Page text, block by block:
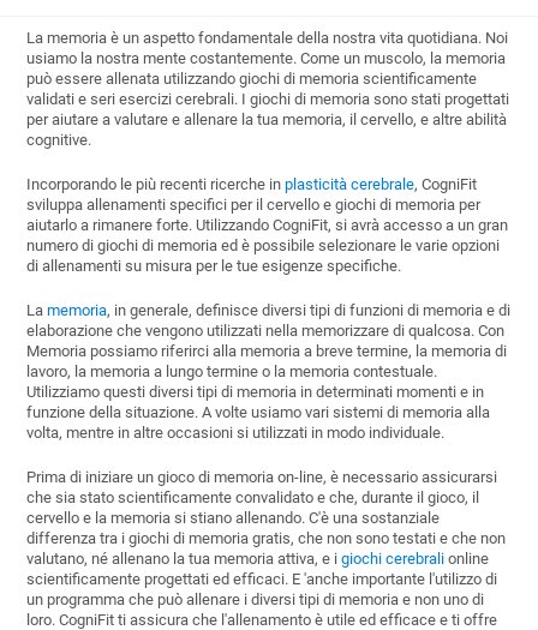
La memoria è un aspetto fondamentale della nostra vita quotidiana. Noi
usiamo la nostra mente costantemente. Come un muscolo, la memoria
può essere allenata utilizzando giochi di memoria scientificamente
validati e seri esercizi cerebrali. I giochi di memoria sono stati progettati
per aiutare a valutare e allenare la tua memoria, il cervello, e altre abilità
cognitive.
Incorporando le più recenti ricerche inplasticità cerebrale, CogniFit
sviluppa allenamenti specifici per il cervello e giochi di memoria per
aiutarlo a rimanere forte. Utilizzando CogniFit, si avrà accesso a un gran
numero di giochi di memoria ed è possibile selezionare le varie opzioni
di allenamenti su misura per le tue esigenze specifiche.
Lamemoria, in generale, definisce diversi tipi di funzioni di memoria e di
elaborazione che vengono utilizzati nella memorizzare di qualcosa. Con
Memoria possiamo riferirci alla memoria a breve termine, la memoria di
lavoro, la memoria a lungo termine o la memoria contestuale.
Utilizziamo questi diversi tipi di memoria in determinati momenti e in
funzione della situazione. A volte usiamo vari sistemi di memoria alla
volta, mentre in altre occasioni si utilizzati in modo individuale.
Prima di iniziare un gioco di memoria on-line, è necessario assicurarsi
che sia stato scientificamente convalidato e che, durante il gioco, il
cervello e la memoria si stiano allenando. C'è una sostanziale
differenza tra i giochi di memoria gratis, che non sono testati e che non
valutano, né allenano la tua memoria attiva, e igiochi cerebrali online
scientificamente progettati ed efficaci. E 'anche importante l'utilizzo di
un programma che può allenare i diversi tipi di memoria e non uno di
loro. CogniFit ti assicura che l'allenamento è utile ed efficace e ti offre